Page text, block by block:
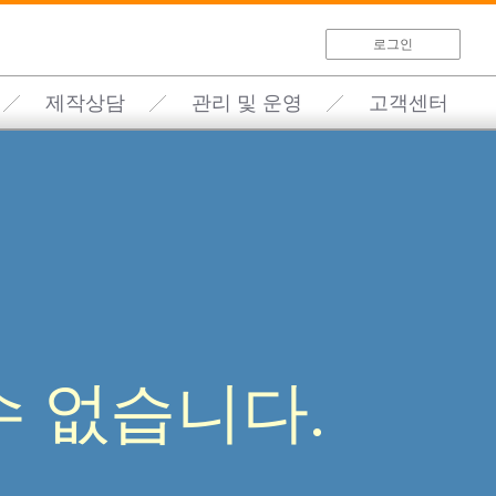
로그인
제작상담 관리 및 운영 고객센터
없습니다.